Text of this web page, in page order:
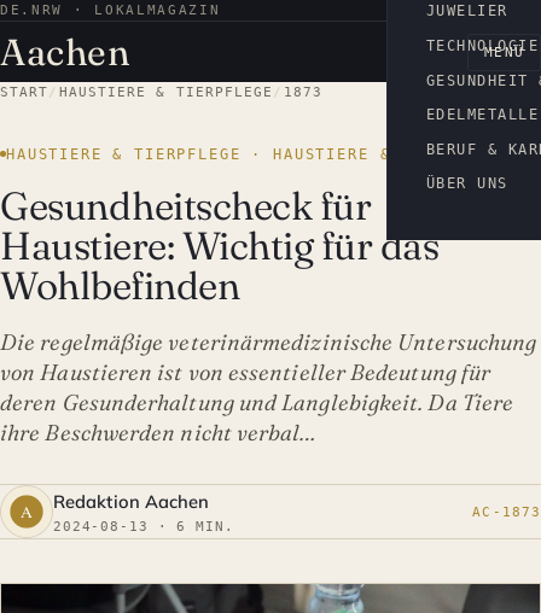
DE.NRW · LOKALMAGAZIN AACHEN
Aachen MENÜ
JUWELIER
EDELMETALLE
BERUF &
ÜBER UNS
START/ HAUSTIERE & TIERPFLEGE / 1873
HAUSTIERE & TIERPFLEGE · HAUSTIERE & TIERPFLEGE
Gesundheitscheck für
Haustiere: Wichtig für das
Wohlbefinden
Die regelmäßige veterinärmedizinische Untersuchung
von Haustieren ist von essentieller Bedeutung für
deren Gesunderhaltung und Langlebigkeit. Da Tiere
ihre Beschwerden nicht verbal…
Redaktion Aachen
2024-08-13 · 6 MIN.
AC-1873